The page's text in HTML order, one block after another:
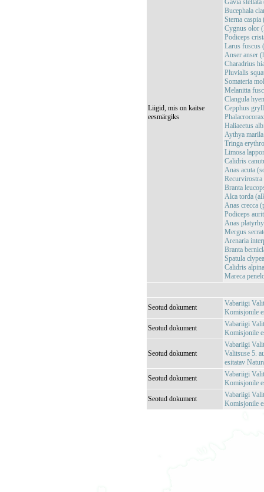
Liigid, mis on kaitse
eesmärgiks
Gavia
Bucephala
Sterna caspia
Cygnus olor
Podiceps
Larus fuscus
Anser anser
Charadrius
Pluvialis
Somateria
Melanitta
Clangula
Cepphus
Haliaeetus
Aythya
Tringa
Limosa
Calidris
Anas acuta
Recurvirostra
Branta
Alca torda
Anas crecca
Podiceps
Anas
Mergus
Arenaria
Branta
Spatula
Calidris
Mareca
Seotud dokument
Vabariigi
Komisjonile
Seotud dokument
Vabariigi
Komisjonile
Seotud dokument
Vabariigi
Valitsuse 5.
esitatav
Seotud dokument
Vabariigi
Komisjonile
Seotud dokument
Vabariigi
Komisjonile